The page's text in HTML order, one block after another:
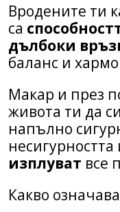
Вродените ти
са
дълбоки
баланс и
Макар и през
живота ти да
напълно
несигурността
изплуват все
Какво